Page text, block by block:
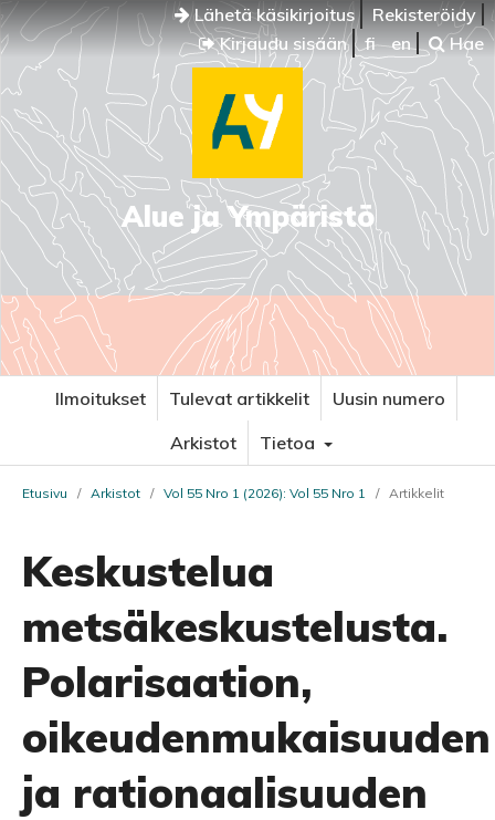
Lähetä käsikirjoitus
Rekisteröidy
Kirjaudu sisään
fi en Hae
Alue ja Ympäristö
Ilmoitukset Tulevat artikkelit
Uusin numero
Arkistot
Tietoa
Etusivu / Arkistot / Vol 55 Nro 1 (2026): Vol 55 Nro 1 / Artikkelit
Keskustelua
metsäkeskustelusta.
Polarisaation,
oikeudenmukaisuuden
ja rationaalisuuden